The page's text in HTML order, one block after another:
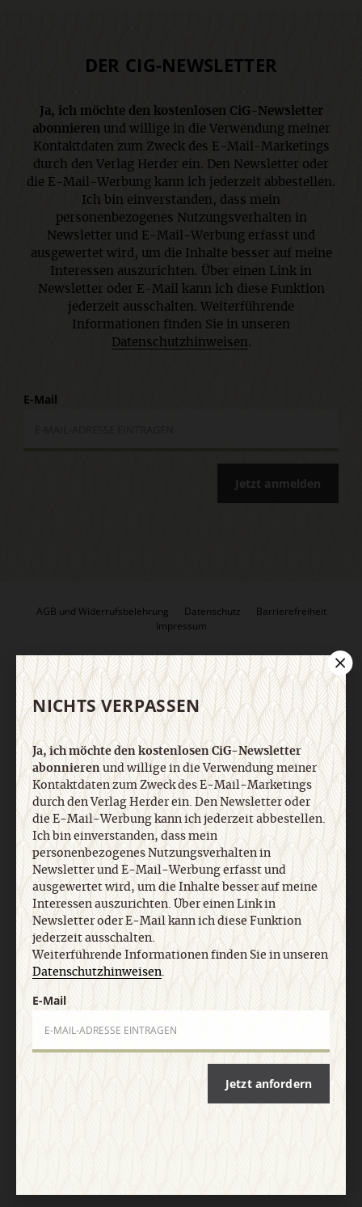
DER CIG-NEWSLETTER
Ja, ich möchte den kostenlosen CiG-Newsletter
abonnieren und willige in die Verwendung meiner
Kontaktdaten zum Zweck des E-Mail-Marketings
durch den Verlag Herder ein. Den Newsletter oder
die E-Mail-Werbung kann ich jederzeit abbestellen.
Ich bin einverstanden, dass mein
personenbezogenes Nutzungsverhalten in
Newsletter und E-Mail-Werbung erfasst und
ausgewertet wird, um die Inhalte besser auf meine
Interessen auszurichten. Über einen Link in
Newsletter oder E-Mail kann ich diese Funktion
jederzeit ausschalten. Weiterführende
Informationen finden Sie in unseren
Datenschutzhinweisen .
E-Mail
Jetzt anmelden
AGB und Widerrufsbelehrung Datenschutz
Barrierefreiheit
Impressum
Vertrag widerrufen Abo online kündigen
Nach oben
NICHTS VERPASSEN
Ja, ich möchte den kostenlosen CiG-Newsletter
abonnierenund willige in die Verwendung meiner
Kontaktdaten zum Zweck des E-Mail-Marketings
durch den Verlag Herder ein. Den Newsletter oder
die E-Mail-Werbung kann ich jederzeit abbestellen.
Ich bin einverstanden, dass mein
personenbezogenes Nutzungsverhalten in
Newsletter und E-Mail-Werbung erfasst und
ausgewertet wird, um die Inhalte besser auf meine
Interessen auszurichten. Über einen Link in
Newsletter oder E-Mail kann ich diese Funktion
jederzeit ausschalten.
Weiterführende Informationen finden Sie in unseren
Datenschutzhinweisen.
E-Mail
Jetzt anfordern